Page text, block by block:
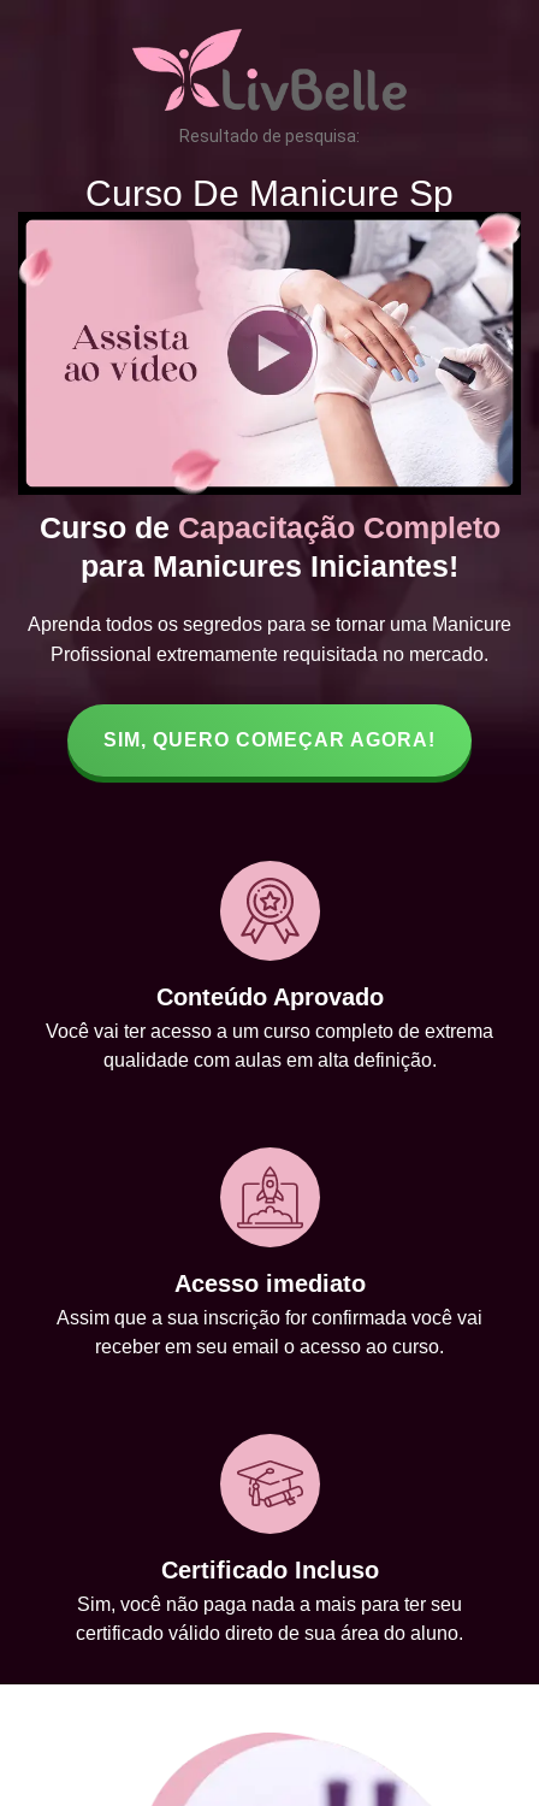
Resultado de pesquisa:
Curso De Manicure Sp
Curso de Capacitação Completo
para Manicures Iniciantes!
Aprenda todos os segredos para se tornar uma Manicure
Profissional extremamente requisitada no mercado.
SIM, QUERO COMEÇAR AGORA!
Conteúdo Aprovado
Você vai ter acesso a um curso completo de extrema
qualidade com aulas em alta definição.
Acesso imediato
Assim que a sua inscrição for confirmada você vai
receber em seu email o acesso ao curso.
Certificado Incluso
Sim, você não paga nada a mais para ter seu
certificado válido direto de sua área do aluno.